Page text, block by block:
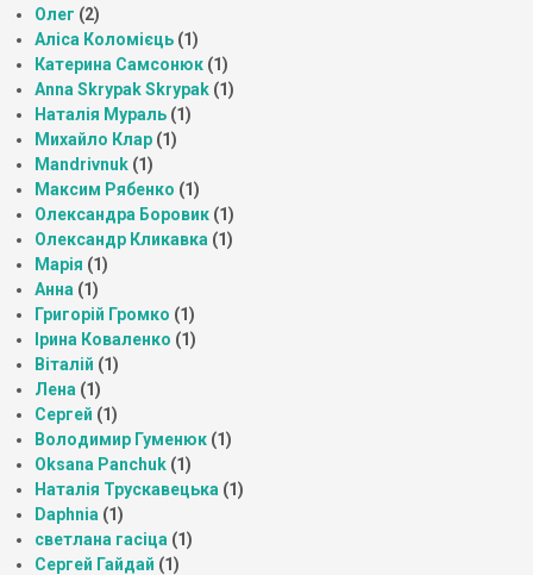
Олег (2)
Аліса Коломієць (1)
Катерина Самсонюк (1)
Anna Skrypak Skrypak (1)
Наталія Мураль (1)
Михайло Клар (1)
Mandrivnuk (1)
Максим Рябенко (1)
Олександра Боровик (1)
Олександр Кликавка (1)
Марія (1)
Анна (1)
Григорій Громко (1)
Ірина Коваленко (1)
Віталій (1)
Лена (1)
Сергей (1)
Володимир Гуменюк (1)
Oksana Panchuk (1)
Наталія Трускавецька (1)
Daphnia (1)
светлана гасіца (1)
Сергей Гайдай (1)